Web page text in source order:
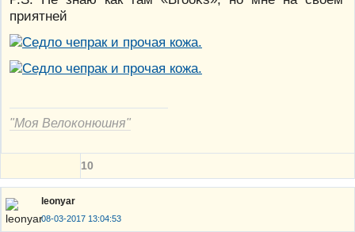
приятней
"Моя Велоконюшня"
10
leonyar
08-03-2017 13:04:53